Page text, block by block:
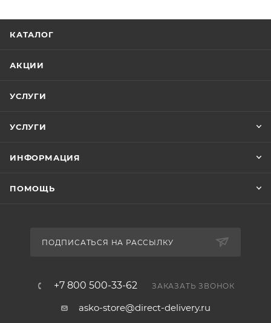
КАТАЛОГ
АКЦИИ
УСЛУГИ
УСЛУГИ
ИНФОРМАЦИЯ
ПОМОЩЬ
ПОДПИСАТЬСЯ НА РАССЫЛКУ
+7 800 500-33-62 ЗАКАЗАТЬ ЗВОНОК
asko-store@direct-delivery.ru